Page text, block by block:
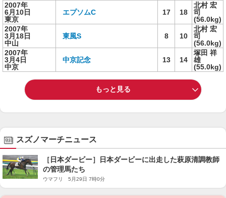
2007年
6月10日
東京
エプソムC 17 18
北村 宏
司
(56.0kg)
2007年
3月18日
中山
東風S 8 10
北村 宏
司
(56.0kg)
2007年
3月4日
中京
中京記念 13 14
塚田 祥
雄
(55.0kg)
もっと見る
スズノマーチニュース
［日本ダービー］日本ダービーに出走した萩原清調教師
の管理馬たち
ウマフリ 5月29日 7時0分